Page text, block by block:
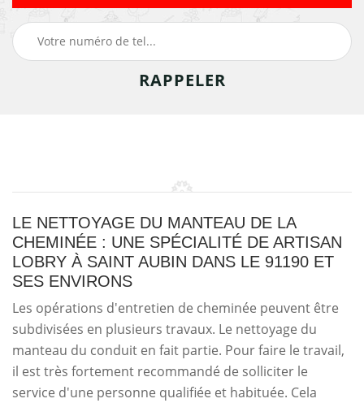
LE NETTOYAGE DU MANTEAU DE LA
CHEMINÉE : UNE SPÉCIALITÉ DE ARTISAN
LOBRY À SAINT AUBIN DANS LE 91190 ET
SES ENVIRONS
Les opérations d'entretien de cheminée peuvent être
subdivisées en plusieurs travaux. Le nettoyage du
manteau du conduit en fait partie. Pour faire le travail,
il est très fortement recommandé de solliciter le
service d'une personne qualifiée et habituée. Cela